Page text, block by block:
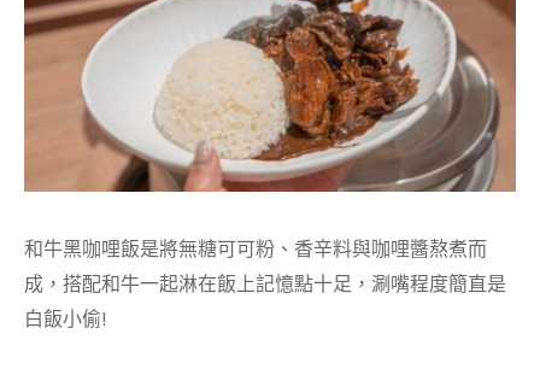
和牛黑咖哩飯是將無糖可可粉、香辛料與咖哩醬熬煮而
成，搭配和牛一起淋在飯上記憶點十足，涮嘴程度簡直是
白飯小偷!